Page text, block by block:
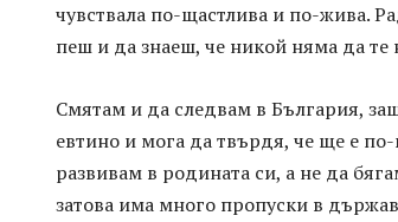
чувствала по-щастлива и по-жива.
пеш и да знаеш, че никой няма да те
Смятам и да следвам в България,
евтино и мога да твърдя, че ще е
развивам в родината си, а не да
затова има много пропуски в